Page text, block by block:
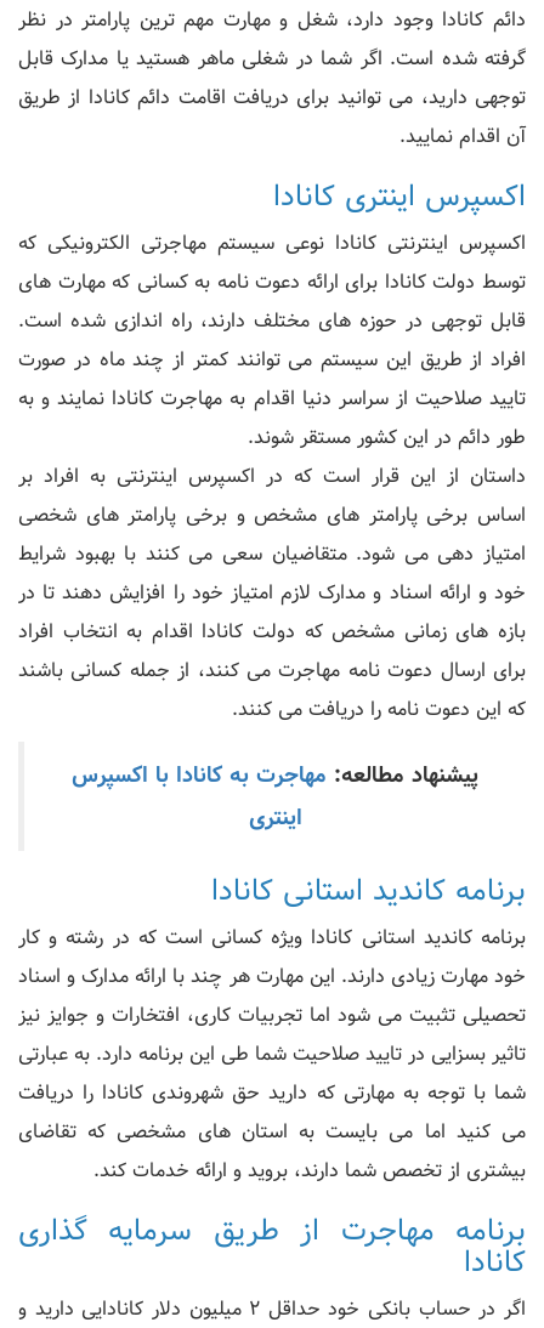
دائم کانادا وجود دارد، شغل و مهارت مهم ترین پارامتر در نظر
گرفته شده است. اگر شما در شغلی ماهر هستید یا مدارک قابل
توجهی دارید، می توانید برای دریافت اقامت دائم کانادا از طریق
آن اقدام نمایید.
اکسپرس اینتری کانادا
اکسپرس اینترنتی کانادا نوعی سیستم مهاجرتی الکترونیکی که
توسط دولت کانادا برای ارائه دعوت نامه به کسانی که مهارت های
قابل توجهی در حوزه های مختلف دارند، راه اندازی شده است.
افراد از طریق این سیستم می توانند کمتر از چند ماه در صورت
تایید صلاحیت از سراسر دنیا اقدام به مهاجرت کانادا نمایند و به
طور دائم در این کشور مستقر شوند.
داستان از این قرار است که در اکسپرس اینترنتی به افراد بر
اساس برخی پارامتر های مشخص و برخی پارامتر های شخصی
امتیاز دهی می شود. متقاضیان سعی می کنند با بهبود شرایط
خود و ارائه اسناد و مدارک لازم امتیاز خود را افزایش دهند تا در
بازه های زمانی مشخص که دولت کانادا اقدام به انتخاب افراد
برای ارسال دعوت نامه مهاجرت می کنند، از جمله کسانی باشند
که این دعوت نامه را دریافت می کنند.
پیشنهاد مطالعه: مهاجرت به کانادا با اکسپرس
اینتری
برنامه کاندید استانی کانادا
برنامه کاندید استانی کانادا ویژه کسانی است که در رشته و کار
خود مهارت زیادی دارند. این مهارت هر چند با ارائه مدارک و اسناد
تحصیلی تثبیت می شود اما تجربیات کاری، افتخارات و جوایز نیز
تاثیر بسزایی در تایید صلاحیت شما طی این برنامه دارد. به عبارتی
شما با توجه به مهارتی که دارید حق شهروندی کانادا را دریافت
می کنید اما می بایست به استان های مشخصی که تقاضای
بیشتری از تخصص شما دارند، بروید و ارائه خدمات کند.
برنامه مهاجرت از طریق سرمایه گذاری
کانادا
اگر در حساب بانکی خود حداقل 2 میلیون دلار کانادایی دارید و